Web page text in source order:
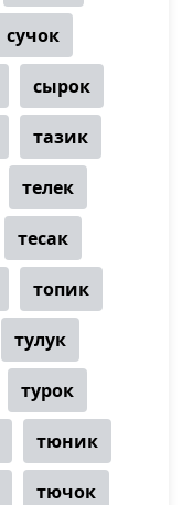
сучок
сырок
тазик
телек
тесак
топик
тулук
турок
тюник
тючок